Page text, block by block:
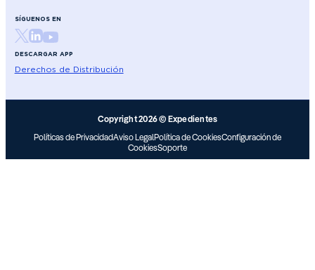
SÍGUENOS EN
DESCARGAR APP
Derechos de Distribución
Copyright 2026 © Expedientes
Políticas de PrivacidadAviso LegalPolítica de CookiesConfiguración de
CookiesSoporte